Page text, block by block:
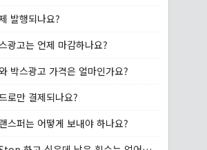
발행되나요?
광고는 언제 마감하나요?
박스광고 가격은 얼마인가요?
로만 결제되나요?
스퍼는 어떻게 보내야 하나요?